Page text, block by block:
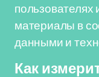
пользователях
материалы в
данными и
Как